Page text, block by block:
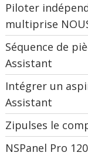
Piloter
multiprise
Séquence de
Assistant
Intégrer un
Assistant
Zipulses le
NSPanel Pro